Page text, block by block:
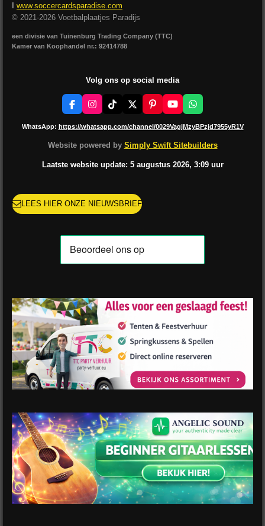
www.soccercardsparadise.com
© 2021-2026 Voetbalplaatjes Paradijs
een divisie van Tuinenburg Trading Company (TTC)
Kamer van Koophandel nr.: 92414788
Volg ons op social media
F
a
c
b
k
I
n
s
a
r
a
T
k
o
X
P
i
n
e
r
s
Y
o
u
u
b
e
W
h
a
s
A
p
p
WhatsApp: https://whatsapp.com/channel/0029VagjMzyBPzjd7955yR1V
Website powered by Simply Swift Sitebuilders
Laatste website update: 5 augustus 2026, 3:09 uur
LEES HIER ONZE NIEUWSBRIEF